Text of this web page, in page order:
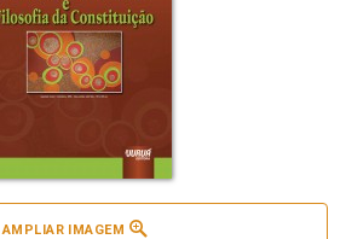
AMPLIAR IMAGEM